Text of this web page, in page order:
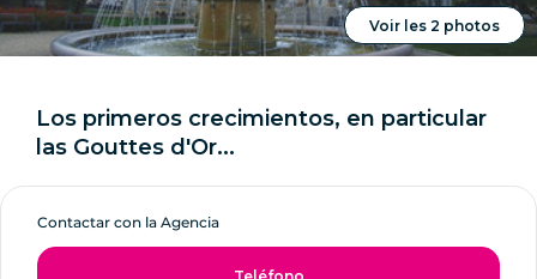
Voir les 2 photos
Los primeros crecimientos, en particular
las Gouttes d'Or...
Contactar con la Agencia